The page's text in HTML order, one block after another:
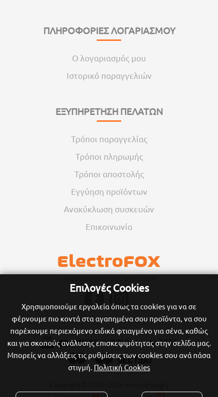
ΠΛΗΡΟΦΟΡΙΕΣ ΛΟΓΑΡΙΑΣΜΟΥ
Ο λογαριασμός μου
Ιστορικό παραγγελιών
ΕΞΥΠΗΡΕΤΗΣΗ ΠΕΛΑΤΩΝ
Τρόποι παραγγελίας
Τρόποι πληρωμής
Τρόποι αποστολής
Εγγύηση προϊόντων
Ανακύκλωση συσκευών
Επικοινωνία
Επιλογές Cookies
Χρησιμοποιούμε εργαλεία όπως τα cookies για να σε
φέρνουμε πιο κοντά στα αγαπημένα σου προϊόντα, να σου
παρέχουμε περιεχόμενο ειδικά φτιαγμένο για σένα, καθώς
και για σκοπούς ανάλυσης επισκεψιμότητας στην σελίδα μας.
Μπορείς να αλλάξεις τις ρυθμίσεις των cookies σου ανά πάσα
στιγμή. Πολιτική Cookies